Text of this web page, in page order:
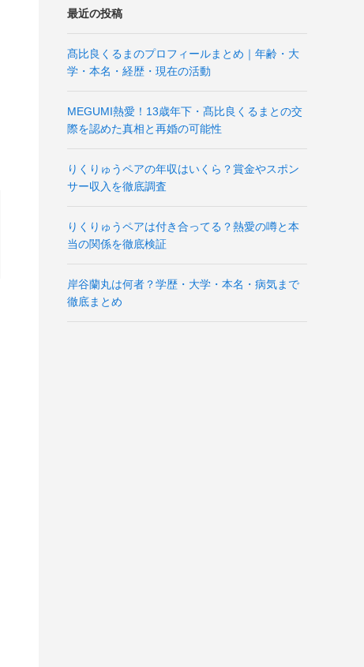
最近の投稿
髙比良くるまのプロフィールまとめ｜年齢・大
学・本名・経歴・現在の活動
MEGUMI熱愛！13歳年下・髙比良くるまとの交
際を認めた真相と再婚の可能性
りくりゅうペアの年収はいくら？賞金やスポン
サー収入を徹底調査
りくりゅうペアは付き合ってる？熱愛の噂と本
当の関係を徹底検証
岸谷蘭丸は何者？学歴・大学・本名・病気まで
徹底まとめ